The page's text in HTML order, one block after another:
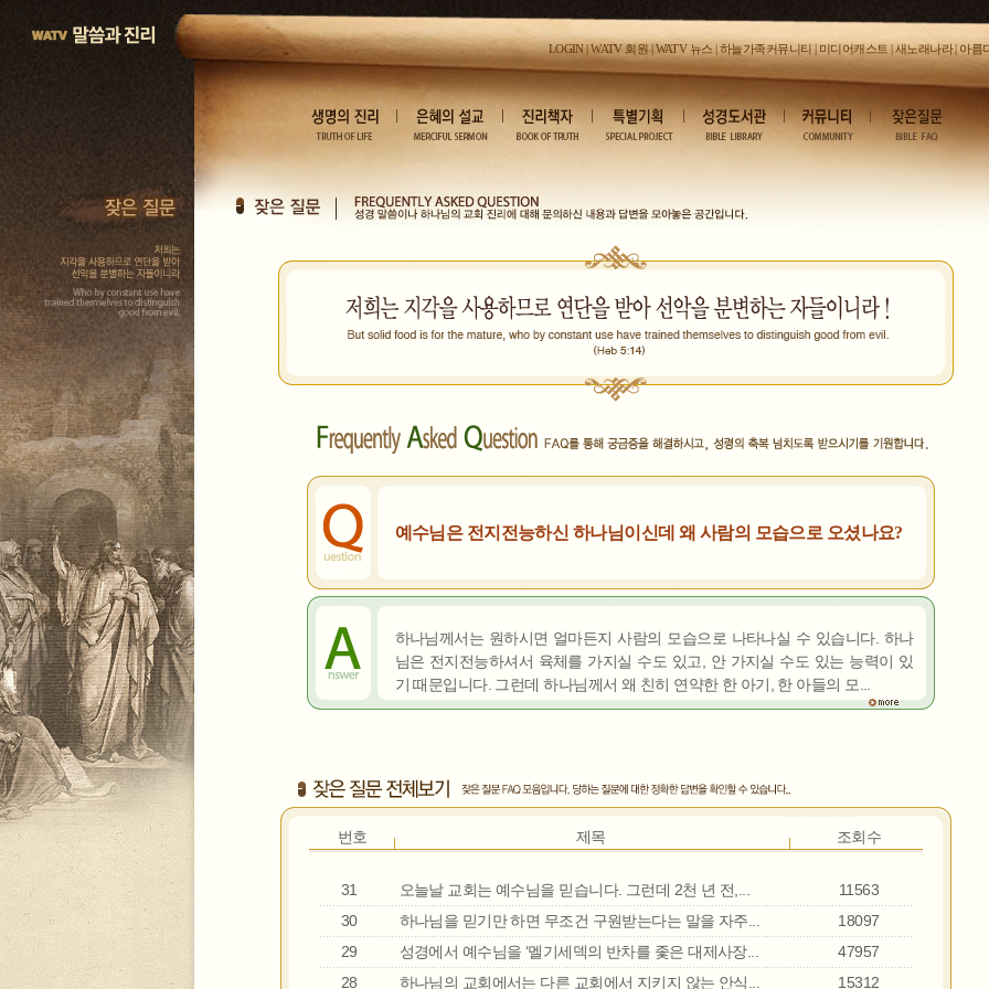
LOGIN|WATV 회원|WATV 뉴스 |하늘가족커뮤니티|미디어캐스트|새노래나라|아름
예수님은 전지전능하신 하나님이신데 왜 사람의 모습으로 오셨나요?
하나님께서는 원하시면 얼마든지 사람의 모습으로 나타나실 수 있습니다. 하나
님은 전지전능하셔서 육체를 가지실 수도 있고, 안 가지실 수도 있는 능력이 있
기 때문입니다. 그런데 하나님께서 왜 친히 연약한 한 아기, 한 아들의 모...
번호 제목 조회수
31 오늘날 교회는 예수님을 믿습니다. 그런데 2천 년 전,...
11563
30
하나님을 믿기만 하면 무조건 구원받는다는 말을 자주...
18097
29
성경에서 예수님을 ‘멜기세덱의 반차를 좇은 대제사장...
47957
28
하나님의 교회에서는 다른 교회에서 지키지 않는 안식... 15312